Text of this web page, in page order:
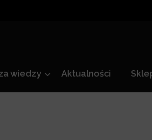
wiedzy Aktualności